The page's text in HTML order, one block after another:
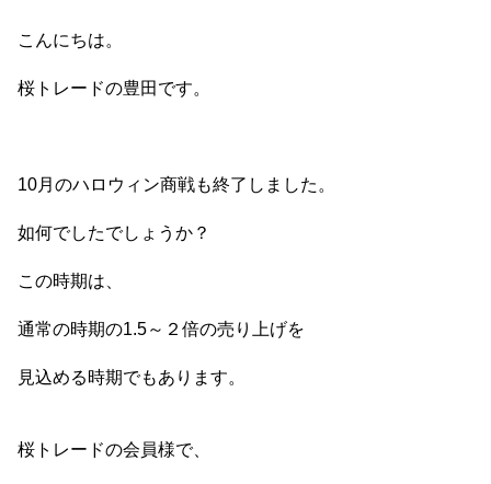
こんにちは。
桜トレードの豊田です。
10月のハロウィン商戦も終了しました。
如何でしたでしょうか？
この時期は、
通常の時期の1.5～２倍の売り上げを
見込める時期でもあります。
桜トレードの会員様で、